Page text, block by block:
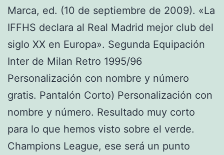
Marca, ed. (10 de septiembre de 2009). «La
IFFHS declara al Real Madrid mejor club del
siglo XX en Europa». Segunda Equipación
Inter de Milan Retro 1995/96
Personalización con nombre y número
gratis. Pantalón Corto) Personalización con
nombre y número. Resultado muy corto
para lo que hemos visto sobre el verde.
Champions League, ese será un punto